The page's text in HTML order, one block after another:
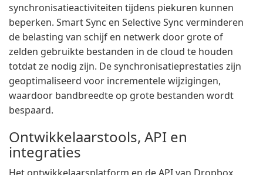
synchronisatieactiviteiten tijdens piekuren kunnen
beperken. Smart Sync en Selective Sync verminderen
de belasting van schijf en netwerk door grote of
zelden gebruikte bestanden in de cloud te houden
totdat ze nodig zijn. De synchronisatieprestaties zijn
geoptimaliseerd voor incrementele wijzigingen,
waardoor bandbreedte op grote bestanden wordt
bespaard.
Ontwikkelaarstools, API en
integraties